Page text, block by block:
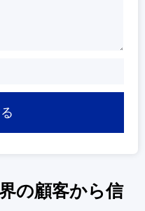
の顧客から信